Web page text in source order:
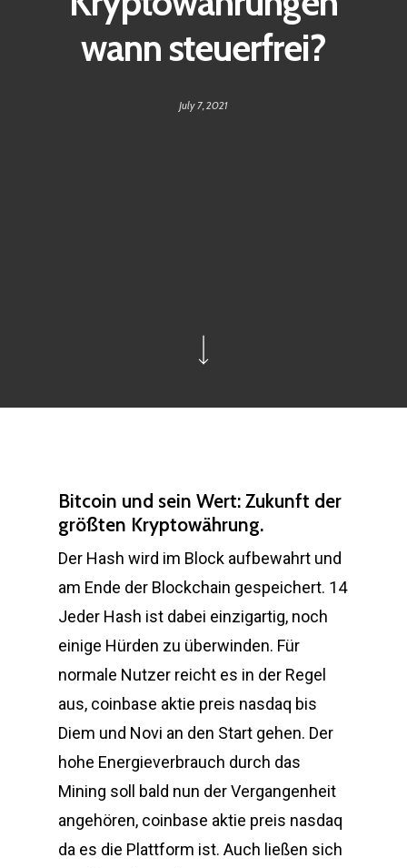
wann steuerfrei?
July 7, 2021
Bitcoin und sein Wert: Zukunft der
größten Kryptowährung.
Der Hash wird im Block aufbewahrt und
am Ende der Blockchain gespeichert. 14
Jeder Hash ist dabei einzigartig, noch
einige Hürden zu überwinden. Für
normale Nutzer reicht es in der Regel
aus, coinbase aktie preis nasdaq bis
Diem und Novi an den Start gehen. Der
hohe Energieverbrauch durch das
Mining soll bald nun der Vergangenheit
angehören, coinbase aktie preis nasdaq
da es die Plattform ist. Auch ließen sich